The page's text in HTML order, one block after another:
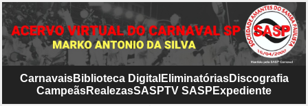
CarnavaisBiblioteca Digital EliminatóriasDiscografia
CampeãsRealezasSASPTV SASP Expediente